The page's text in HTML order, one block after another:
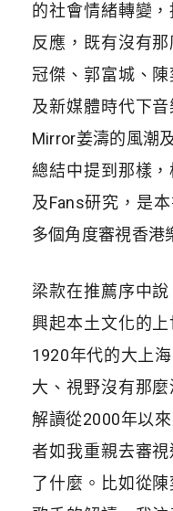
的社會情緒轉變
反應，既有沒有
冠傑、郭富城、
及新媒體時代下
Mirror姜濤的風潮
總結中提到那樣
及Fans研究，是
多個角度審視香港
梁款在推薦序中
興起本土文化的
1920年代的大上
大、視野沒有那
解讀從2000年以
者如我重親去審
了什麼。比如從